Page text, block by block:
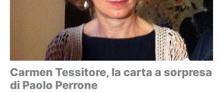
Carmen Tessitore, la carta a sorpresa
di Paolo Perrone